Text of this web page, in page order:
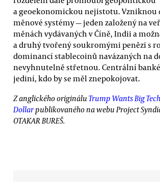
a geoekonomickou nejistotu. Vzniknou
měnové systémy — jeden založený na
měnách vydávaných v Číně, Indii a
a druhý tvořený soukromými penězi s
dominancí stablecoinů navázaných na
nevyhnutelně střetnou. Centrální
jediní, kdo by se měl znepokojovat.
Z anglického originálu Trump Wants Big
Dollarpublikovaného na webu Project
OTAKAR BUREŠ.